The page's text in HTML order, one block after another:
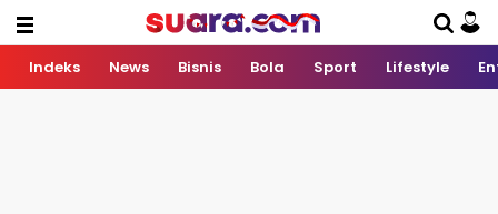
Indeks News Bisnis Bola Sport Lifestyle